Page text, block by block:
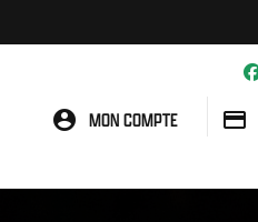
MON COMPTE